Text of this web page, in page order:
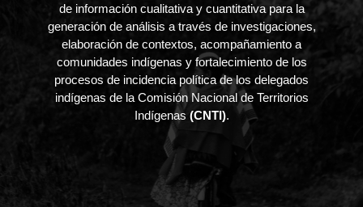
de información cualitativa y cuantitativa para la
generación de análisis a través de investigaciones,
elaboración de contextos, acompañamiento a
comunidades indígenas y fortalecimiento de los
procesos de incidencia política de los delegados
indígenas de la Comisión Nacional de Territorios
Indígenas (CNTI).